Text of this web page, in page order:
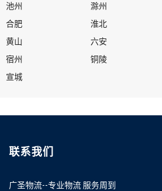
池州
滁州
合肥
淮北
黄山
六安
宿州
铜陵
宣城
联系我们
广圣物流--专业物流 服务周到